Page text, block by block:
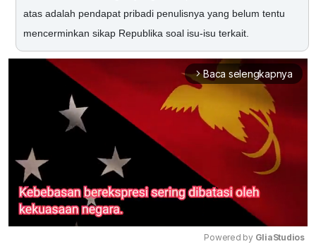
atas adalah pendapat pribadi penulisnya yang belum tentu
mencerminkan sikap Republika soal isu-isu terkait.
arrow_forward_ios Baca selengkapnya
Powered by GliaStudios